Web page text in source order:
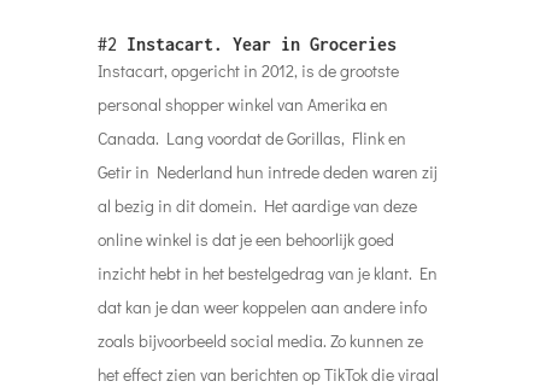
#2 Instacart. Year in Groceries
Instacart, opgericht in 2012, is de grootste
personal shopper winkel van Amerika en
Canada. Lang voordat de Gorillas, Flink en
Getir in Nederland hun intrede deden waren zij
al bezig in dit domein. Het aardige van deze
online winkel is dat je een behoorlijk goed
inzicht hebt in het bestelgedrag van je klant. En
dat kan je dan weer koppelen aan andere info
zoals bijvoorbeeld social media. Zo kunnen ze
het effect zien van berichten op TikTok die viraal